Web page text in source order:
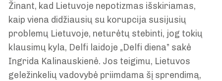
Žinant, kad Lietuvoje nepotizmas išskiriamas,
kaip viena didžiausių su korupcija susijusių
problemų Lietuvoje, neturėtų stebinti, jog tokių
klausimų kyla, Delfi laidoje „Delfi diena” sakė
Ingrida Kalinauskienė. Jos teigimu, Lietuvos
geležinkelių vadovybė priimdama šį sprendimą,